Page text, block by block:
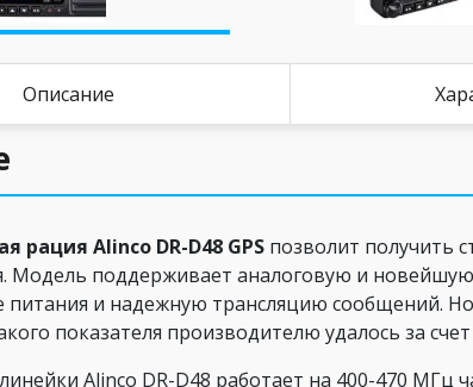
Описание
рация Alinco DR-D48 GPS позволит получить
Модель поддерживает аналоговую и
питания и надежную трансляцию сообщений.
показателя производителю удалось за
Alinco DR-D48 работает на 400-470